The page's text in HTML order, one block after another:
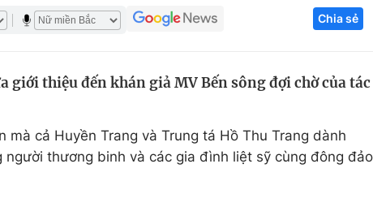
Tuyển sinh
Hitech Công
Thị trường
Chia sẻ
giới thiệu đến khán giả MV Bến sông đợi chờ của tác
cả Huyền Trang và Trung tá Hồ Thu Trang dành
thương binh và các gia đình liệt sỹ cùng đông đảo